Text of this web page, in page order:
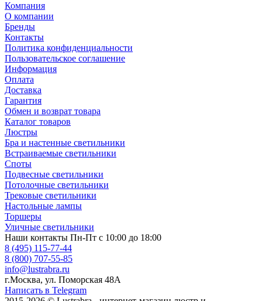
Компания
О компании
Бренды
Контакты
Политика конфиденциальности
Пользовательское соглашение
Информация
Оплата
Доставка
Гарантия
Обмен и возврат товара
Каталог товаров
Люстры
Бра и настенные светильники
Встраиваемые светильники
Споты
Подвесные светильники
Потолочные светильники
Трековые светильники
Настольные лампы
Торшеры
Уличные светильники
Наши контакты Пн-Пт с 10:00 до 18:00
8 (495) 115-77-44
8 (800) 707-55-85
info@lustrabra.ru
г.Москва, ул. Поморская 48А
Написать в Telegram